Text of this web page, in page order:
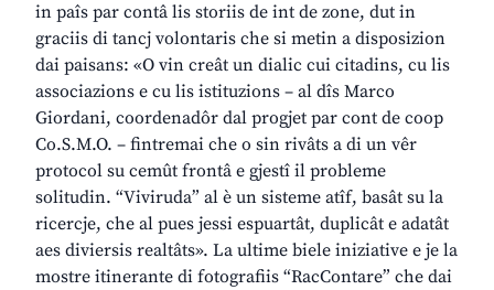
in paîs par contâ lis storiis de int de zone, dut in
graciis di tancj volontaris che si metin a disposizion
dai paisans: «O vin creât un dialic cui citadins, cu lis
associazions e cu lis istituzions – al dîs Marco
Giordani, coordenadôr dal progjet par cont de coop
Co.S.M.O. – fintremai che o sin rivâts a di un vêr
protocol su cemût frontâ e gjestî il probleme
solitudin. “Viviruda” al è un sisteme atîf, basât su la
ricercje, che al pues jessi espuartât, duplicât e adatât
aes diviersis realtâts». La ultime biele iniziative e je la
mostre itinerante di fotografiis “RacContare” che dai